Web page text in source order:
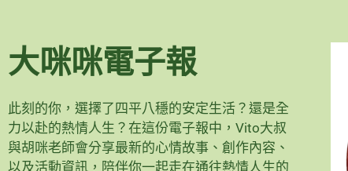
大咪咪電子報
此刻的你，選擇了四平八穩的安定生活？還是全
力以赴的熱情人生？在這份電子報中，Vito大叔
與胡咪老師會分享最新的心情故事、創作內容、
以及活動資訊，陪伴你一起走在通往熱情人生的